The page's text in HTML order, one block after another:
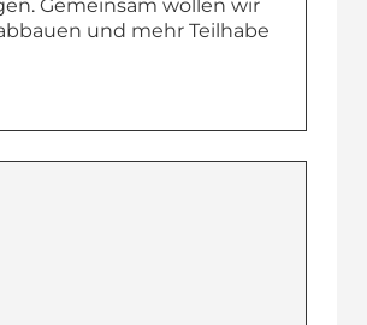
Gemeinsam wollen wir
und mehr Teilhabe